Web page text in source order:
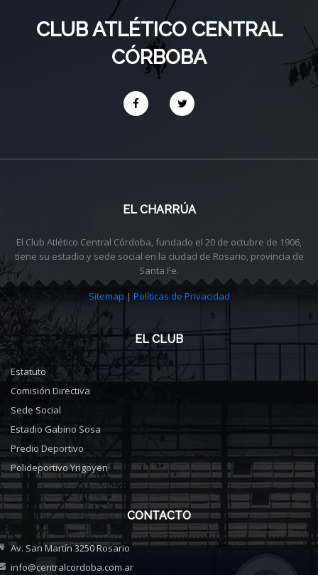
CLUB ATLÉTICO CENTRAL
CÓRBOBA
EL CHARRÚA
El Club Atlético Central Córdoba, fundado el 20 de octubre de 1906,
tiene su estadio y sede social en la ciudad de Rosario, provincia de
Santa Fe.
Sitemap | Políticas de Privacidad
EL CLUB
Estatuto
Comisión Directiva
Sede Social
Estadio Gabino Sosa
Predio Deportivo
Polideportivo Yrigoyen
CONTACTO
Av. San Martín 3250 Rosario
info@centralcordoba.com.ar